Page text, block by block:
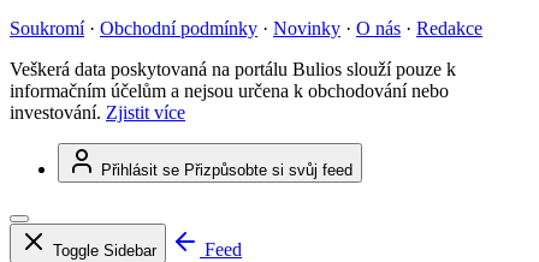
Soukromí · Obchodní podmínky · Novinky · O nás · Redakce
Veškerá data poskytovaná na portálu Bulios slouží pouze k
informačním účelům a nejsou určena k obchodování nebo
investování. Zjistit více
Přihlásit se Přizpůsobte si svůj feed
Toggle Sidebar
Feed